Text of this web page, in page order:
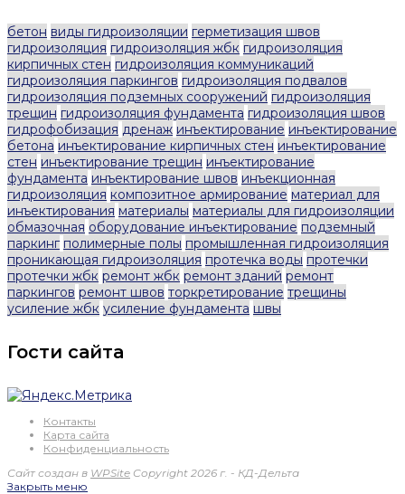
бетон виды гидроизоляции герметизация швов
гидроизоляция гидроизоляция жбк гидроизоляция
кирпичных стен гидроизоляция коммуникаций
гидроизоляция паркингов гидроизоляция подвалов
гидроизоляция подземных сооружений гидроизоляция
трещин гидроизоляция фундамента гидроизоляция швов
гидрофобизация дренаж инъектирование инъектирование
бетона инъектирование кирпичных стен инъектирование
стен инъектирование трещин инъектирование
фундамента инъектирование швов инъекционная
гидроизоляция композитное армирование материал для
инъектирования материалы материалы для гидроизоляции
обмазочная оборудование инъектирование подземный
паркинг полимерные полы промышленная гидроизоляция
проникающая гидроизоляция протечка воды протечки
протечки жбк ремонт жбк ремонт зданий ремонт
паркингов ремонт швов торкретирование трещины
усиление жбк усиление фундамента швы
Гости сайта
Контакты
Карта сайта
Конфиденциальность
Сайт создан в WPSite Copyright 2026 г. - КД-Дельта
Закрыть меню